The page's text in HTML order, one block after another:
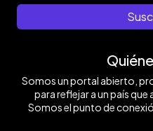
Somos un portal abierto,
para reflejar a un país que
Somos el punto de